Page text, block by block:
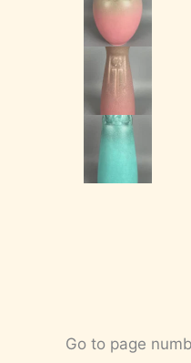
Go to page